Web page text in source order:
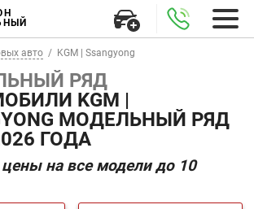
авто KGM | Ssangyong
РЯД
KGM |
МОДЕЛЬНЫЙ РЯД
ГОДА
на все модели до 10